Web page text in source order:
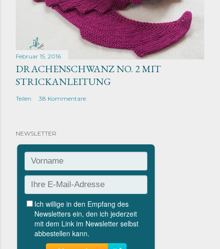
Februar 15, 2016
DRACHENSCHWANZ NO. 2 MIT
STRICKANLEITUNG
Teilen 38 Kommentare
NEWSLETTER